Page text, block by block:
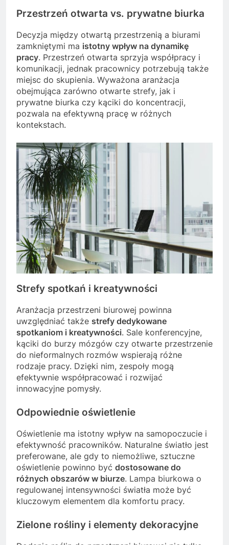
Przestrzeń otwarta vs. prywatne biurka
Decyzja między otwartą przestrzenią a biurami
zamkniętymi ma istotny wpływ na dynamikę
pracy. Przestrzeń otwarta sprzyja współpracy i
komunikacji, jednak pracownicy potrzebują także
miejsc do skupienia. Wyważona aranżacja
obejmująca zarówno otwarte strefy, jak i
prywatne biurka czy kąciki do koncentracji,
pozwala na efektywną pracę w różnych
kontekstach.
Strefy spotkań i kreatywności
Aranżacja przestrzeni biurowej powinna
uwzględniać także strefy dedykowane
spotkaniom i kreatywności. Sale konferencyjne,
kąciki do burzy mózgów czy otwarte przestrzenie
do nieformalnych rozmów wspierają różne
rodzaje pracy. Dzięki nim, zespoły mogą
efektywnie współpracować i rozwijać
innowacyjne pomysły.
Odpowiednie oświetlenie
Oświetlenie ma istotny wpływ na samopoczucie i
efektywność pracowników. Naturalne światło jest
preferowane, ale gdy to niemożliwe, sztuczne
oświetlenie powinno być dostosowane do
różnych obszarów w biurze. Lampa biurkowa o
regulowanej intensywności światła może być
kluczowym elementem dla komfortu pracy.
Zielone rośliny i elementy dekoracyjne